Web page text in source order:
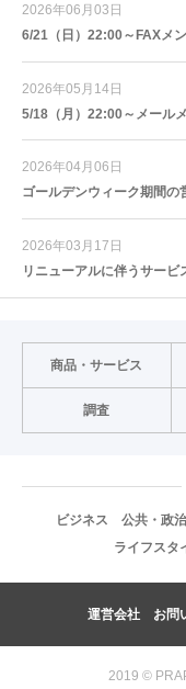
2026年06月03日
6/21（日）22:00～FAXメ
2026年05月14日
5/18（月）22:00～メール
2026年04月06日
ゴールデンウィーク期間の
2026年03月17日
リニューアルに伴うサー
商品・サービス
調査
ビジネス 公共・政治
ライフスタ
運営会社 お問
2019 ©